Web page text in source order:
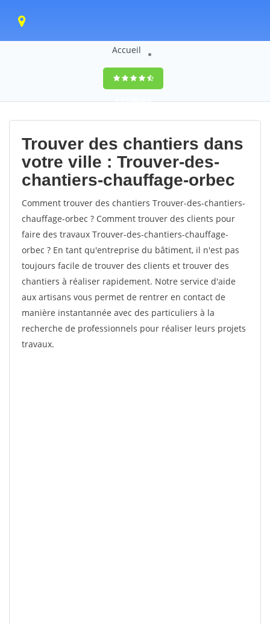
Accueil
9,5(100%)0
votes
Trouver des chantiers dans
votre ville : Trouver-des-
chantiers-chauffage-orbec
Comment trouver des chantiers Trouver-des-chantiers-
chauffage-orbec ? Comment trouver des clients pour
faire des travaux Trouver-des-chantiers-chauffage-
orbec ? En tant qu'entreprise du bâtiment, il n'est pas
toujours facile de trouver des clients et trouver des
chantiers à réaliser rapidement. Notre service d'aide
aux artisans vous permet de rentrer en contact de
manière instantannée avec des particuliers à la
recherche de professionnels pour réaliser leurs projets
travaux.